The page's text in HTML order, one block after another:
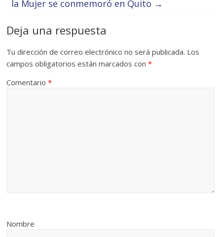
la Mujer se conmemoró en Quito →
Deja una respuesta
Tu dirección de correo electrónico no será publicada. Los
campos obligatorios están marcados con*
Comentario*
Nombre